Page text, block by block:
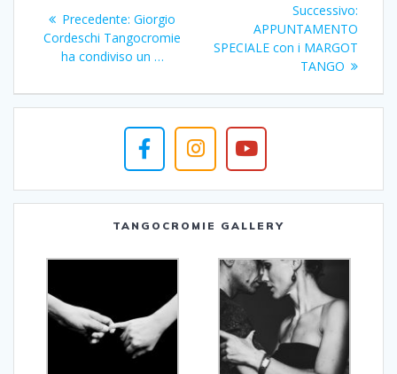
articoli
Precedente: Articolo
precedente:
Giorgio
Cordeschi Tangocromie
ha condiviso un …
Successivo:
APPUNTAMENTO
SPECIALE con i MARGOT
TANGO
TANGOCROMIE GALLERY